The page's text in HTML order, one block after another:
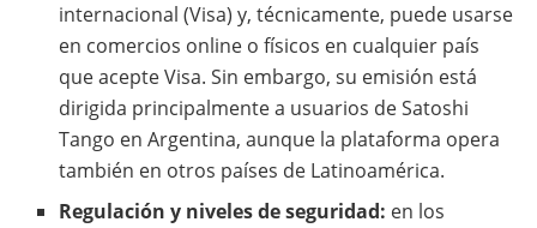
internacional (Visa) y, técnicamente, puede usarse
en comercios online o físicos en cualquier país
que acepte Visa. Sin embargo, su emisión está
dirigida principalmente a usuarios de Satoshi
Tango en Argentina, aunque la plataforma opera
también en otros países de Latinoamérica.
Regulación y niveles de seguridad: en los